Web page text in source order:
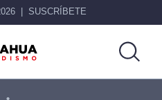
SUSCRÍBETE